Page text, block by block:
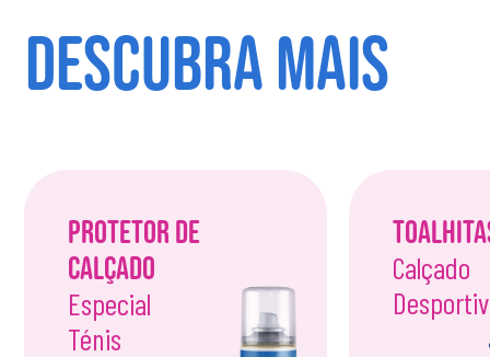
DESCUBRA MAIS
Protetor de
Calçado
Especial
Ténis
Calçado